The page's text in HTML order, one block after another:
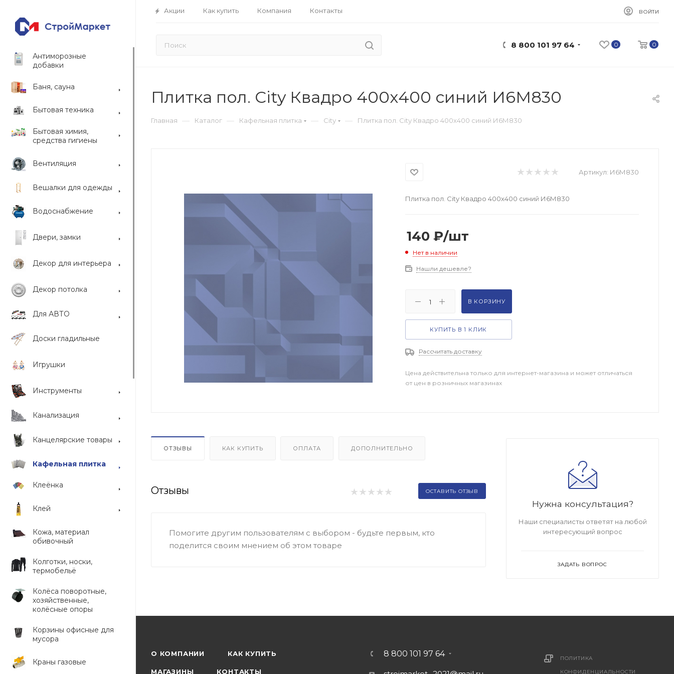
Акции Как купить Компания Контакты ВОЙТИ
0 0
8 800 101 97 64
Антиморозные
добавки
Баня, сауна
Бытовая техника
Бытовая химия,
средства гигиены
Вентиляция
Вешалки для одежды
Водоснабжение
Двери, замки
Декор для интерьера
Декор потолка
Для АВТО
Доски гладильные
Игрушки
Инструменты
Канализация
Канцелярские товары
Кафельная плитка
Клеёнка
Клей
Кожа, материал
обивочный
Колготки, носки,
термобельё
Колёса поворотные,
хозяйственные,
колёсные опоры
Корзины офисные для
мусора
Краны газовые
Плитка пол. City Квадро 400х400 синий И6М830
Главная — Каталог — Кафельная плитка — City — Плитка пол. City Квадро 400х400 синий И6М830
Артикул: И6М830
Плитка пол. City Квадро 400х400 синий И6М830
140 ₽/шт
Нет в наличии
Нашли дешевле?
В КОРЗИНУ
КУПИТЬ В 1 КЛИК
Рассчитать доставку
Цена действительна только для интернет-магазина и может отличаться
от цен в розничных магазинах
ОТЗЫВЫ КАК КУПИТЬ ОПЛАТА ДОПОЛНИТЕЛЬНО
Отзывы ОСТАВИТЬ ОТЗЫВ
Помогите другим пользователям с выбором - будьте первым, кто
поделится своим мнением об этом товаре
Нужна консультация?
Наши специалисты ответят на любой
интересующий вопрос
ЗАДАТЬ ВОПРОС
О КОМПАНИИ КАК КУПИТЬ
МАГАЗИНЫ КОНТАКТЫ
8 800 101 97 64 ПОЛИТИКА
КОНФИДЕНЦИАЛЬНОСТИ